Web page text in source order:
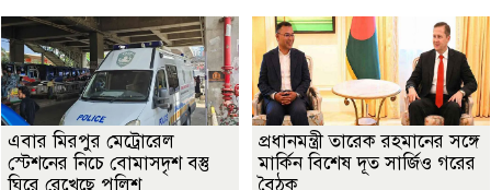
এবার মিরপুর মেট্রোরেল
স্টেশনের নিচে বোমাসদৃশ বস্তু
ঘিরে রেখেছে পুলিশ
প্রধানমন্ত্রী তারেক রহমানের সঙ্গে
মার্কিন বিশেষ দূত সার্জিও গরের
বৈঠক